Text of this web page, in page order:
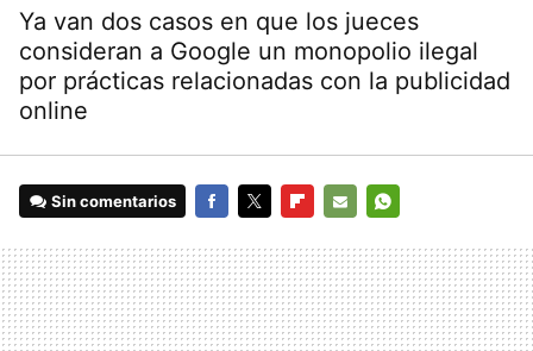
Ya van dos casos en que los jueces
consideran a Google un monopolio ilegal
por prácticas relacionadas con la publicidad
online
Sin comentarios
MAIL